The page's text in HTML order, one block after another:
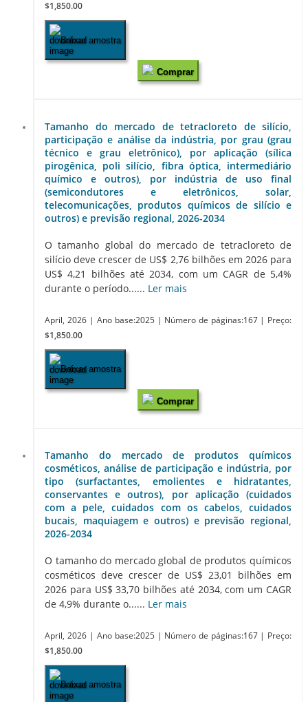
$1,850.00
Baixar amostra
Comprar
Tamanho do mercado de tetracloreto de silício,
participação e análise da indústria, por grau (grau
técnico e grau eletrônico), por aplicação (sílica
pirogênica, poli silício, fibra óptica, intermediário
químico e outros), por indústria de uso final
(semicondutores e eletrônicos, solar,
telecomunicações, produtos químicos de silício e
outros) e previsão regional, 2026-2034
O tamanho global do mercado de tetracloreto de
silício deve crescer de US$ 2,76 bilhões em 2026 para
US$ 4,21 bilhões até 2034, com um CAGR de 5,4%
durante o período...... Ler mais
April, 2026 | Ano base:2025 | Número de páginas:167 | Preço:
$1,850.00
Baixar amostra
Comprar
Tamanho do mercado de produtos químicos
cosméticos, análise de participação e indústria, por
tipo (surfactantes, emolientes e hidratantes,
conservantes e outros), por aplicação (cuidados
com a pele, cuidados com os cabelos, cuidados
bucais, maquiagem e outros) e previsão regional,
2026-2034
O tamanho do mercado global de produtos químicos
cosméticos deve crescer de US$ 23,01 bilhões em
2026 para US$ 33,70 bilhões até 2034, com um CAGR
de 4,9% durante o...... Ler mais
April, 2026 | Ano base:2025 | Número de páginas:167 | Preço:
$1,850.00
Baixar amostra